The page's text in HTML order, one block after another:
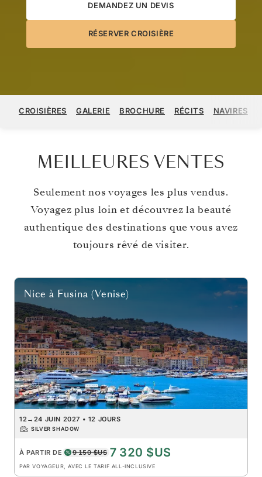
DEMANDEZ UN DEVIS
RÉSERVER CROISIÈRE
CROISIÈRES GALERIE BROCHURE RÉCITS NAVIRES
MEILLEURES VENTES
Seulement nos voyages les plus vendus.
Voyagez plus loin et découvrez la beauté
authentique des destinations que vous avez
toujours rêvé de visiter.
Nice à Fusina (Venise)
12→ 24 JUIN 2027 • 12 JOURS
SILVER SHADOW
À PARTIR DE 9 150 $US 7 320 $US
PAR VOYAGEUR, AVEC LE TARIF ALL-INCLUSIVE